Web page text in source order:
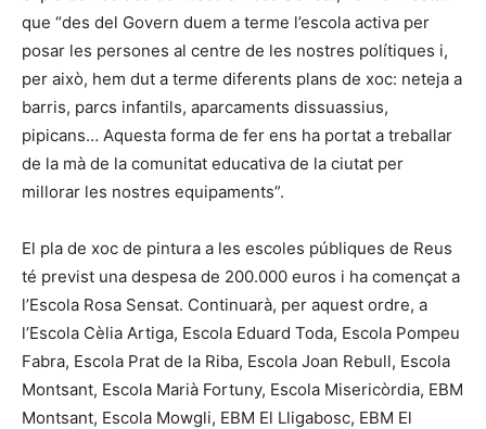
que “des del Govern duem a terme l’escola activa per
posar les persones al centre de les nostres polítiques i,
per això, hem dut a terme diferents plans de xoc: neteja a
barris, parcs infantils, aparcaments dissuassius,
pipicans… Aquesta forma de fer ens ha portat a treballar
de la mà de la comunitat educativa de la ciutat per
millorar les nostres equipaments”.
El pla de xoc de pintura a les escoles públiques de Reus
té previst una despesa de 200.000 euros i ha començat a
l’Escola Rosa Sensat. Continuarà, per aquest ordre, a
l’Escola Cèlia Artiga, Escola Eduard Toda, Escola Pompeu
Fabra, Escola Prat de la Riba, Escola Joan Rebull, Escola
Montsant, Escola Marià Fortuny, Escola Misericòrdia, EBM
Montsant, Escola Mowgli, EBM El Lligabosc, EBM El